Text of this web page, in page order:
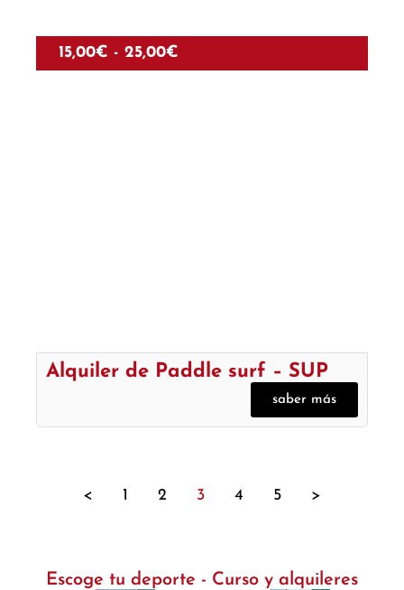
15,00€ - 25,00€
Alquiler de Paddle surf – SUP
saber más
< 1 2 3 4 5 >
Escoge tu deporte - Curso y alquileres